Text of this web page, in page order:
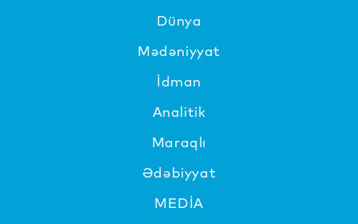
Dünya
Mədəniyyat
İdman
Analitik
Maraqlı
Ədəbiyyat
MEDİA